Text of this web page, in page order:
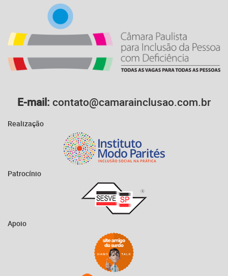
E-mail: contato@camarainclusao.com.br
Realização
Patrocínio
Apoio